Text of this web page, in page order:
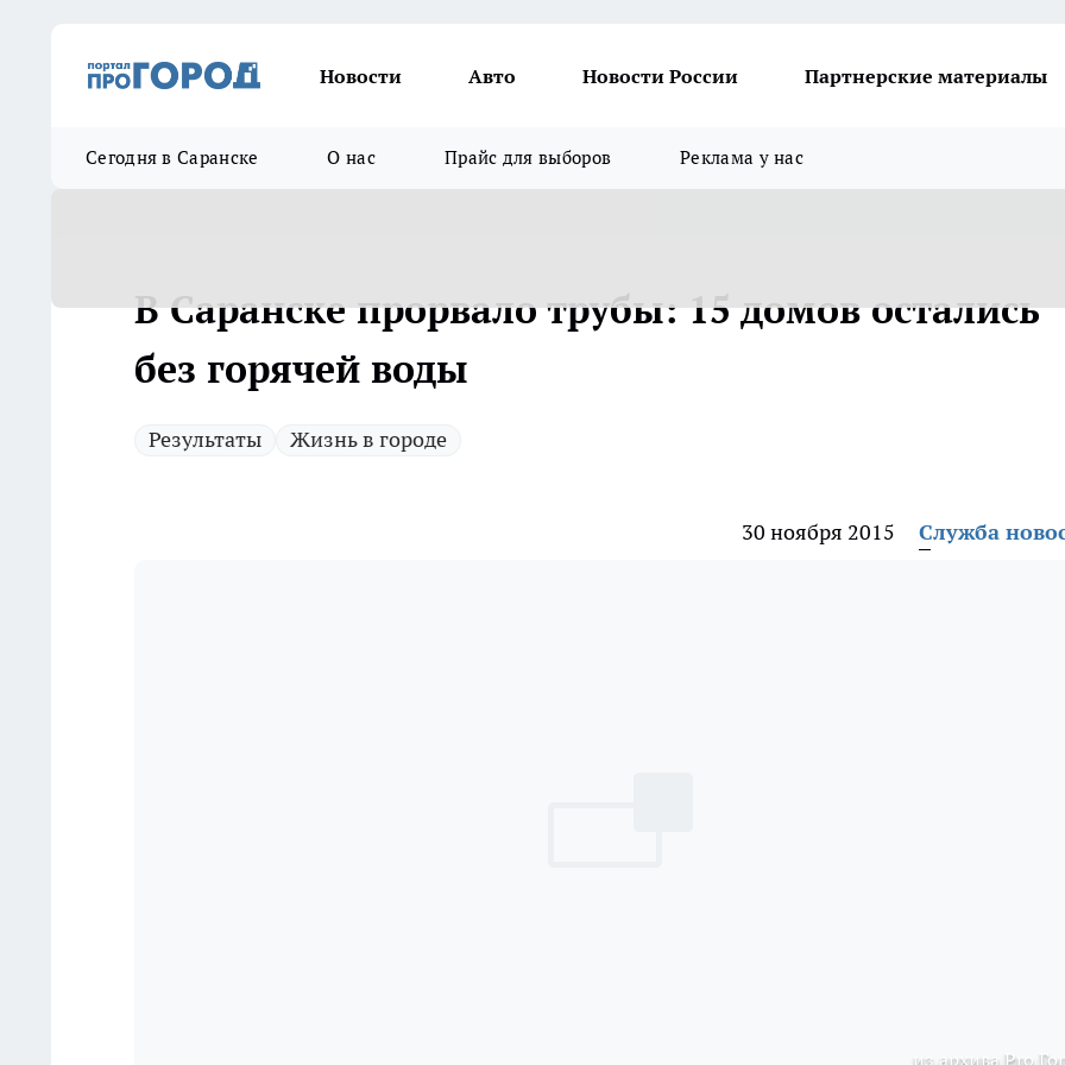
Новости Авто Новости России Партнерские материалы
Сегодня в Саранске О нас Прайс для выборов Реклама у нас
В Саранске прорвало трубы: 15 домов остались
без горячей воды
Результаты Жизнь в городе
30 ноября 2015 Служба
из архива Pro